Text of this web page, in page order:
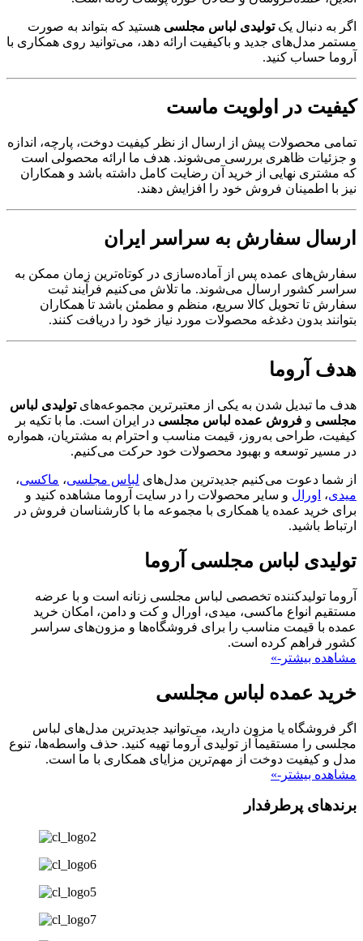
اگر به دنبال یکتولیدی لباس مجلسی هستید که بتواند به صورت
مستمر مدل‌های جدید و باکیفیت ارائه دهد، می‌توانید روی همکاری با
آروما حساب کنید.
کیفیت در اولویت ماست
تمامی محصولات پیش از ارسال از نظر کیفیت دوخت، پارچه، اندازه
و جزئیات ظاهری بررسی می‌شوند. هدف ما ارائه محصولی است
که مشتری نهایی از خرید آن رضایت کامل داشته باشد و همکاران
نیز با اطمینان فروش خود را افزایش دهند.
ارسال سفارش به سراسر ایران
سفارش‌های عمده پس از آماده‌سازی در کوتاه‌ترین زمان ممکن به
سراسر کشور ارسال می‌شوند. ما تلاش می‌کنیم فرآیند ثبت
سفارش تا تحویل کالا سریع، منظم و مطمئن باشد تا همکاران
بتوانند بدون دغدغه محصولات مورد نیاز خود را دریافت کنند.
هدف آروما
هدف ما تبدیل شدن به یکی از معتبرترین مجموعه‌هایتولیدی لباس
مجلسی و فروش عمده لباس مجلسی در ایران است. ما با تکیه بر
کیفیت، طراحی به‌روز، قیمت مناسب و احترام به مشتریان، همواره
در مسیر توسعه و بهبود محصولات خود حرکت می‌کنیم.
از شما دعوت می‌کنیم جدیدترین مدل‌های لباس مجلسی، ماکسی،
میدی، اورال و سایر محصولات را در سایت آروما مشاهده کنید و
برای خرید عمده یا همکاری با مجموعه ما با کارشناسان فروش در
ارتباط باشید.
تولیدی لباس مجلسی آروما
آروما تولیدکننده تخصصی لباس مجلسی زنانه است و با عرضه
مستقیم انواع ماکسی، میدی، اورال و کت و دامن، امکان خرید
عمده با قیمت مناسب را برای فروشگاه‌ها و مزون‌های سراسر
کشور فراهم کرده است.
مشاهده بیشتر-»
خرید عمده لباس مجلسی
اگر فروشگاه یا مزون دارید، می‌توانید جدیدترین مدل‌های لباس
مجلسی را مستقیماً از تولیدی آروما تهیه کنید. حذف واسطه‌ها، تنوع
مدل و کیفیت دوخت از مهم‌ترین مزایای همکاری با ما است.
مشاهده بیشتر-»
برندهای پرطرفدار